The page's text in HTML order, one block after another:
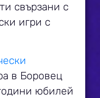
свързани с
игри с
в Боровец
юбилей